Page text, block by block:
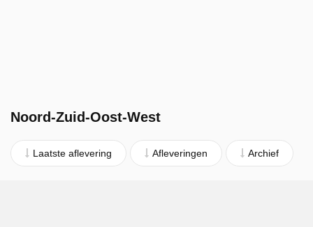
Noord-Zuid-Oost-West
Laatste aflevering Afleveringen Archief